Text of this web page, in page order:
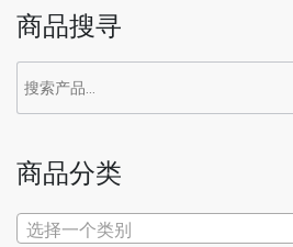
商品搜寻
商品分类
选择一个类别